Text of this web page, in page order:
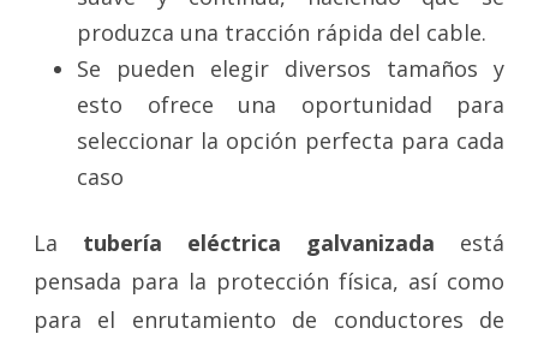
produzca una tracción rápida del cable.
Se pueden elegir diversos tamaños y
esto ofrece una oportunidad para
seleccionar la opción perfecta para cada
caso
La tubería eléctrica galvanizada está
pensada para la protección física, así como
para el enrutamiento de conductores de